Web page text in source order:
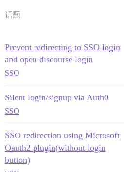
话题
Prevent redirecting to SSO login
and open discourse login
SSO
Silent login/signup via Auth0
SSO
SSO redirection using Microsoft
Oauth2 plugin(without login
button)